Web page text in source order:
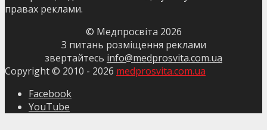
правах реклами.
© Медпросвіта 2026
З питань розміщення реклами
звертайтесь info@medprosvita.com.ua
Copyright © 2010 - 2026 medprosvita.com.ua
Facebook
YouTube